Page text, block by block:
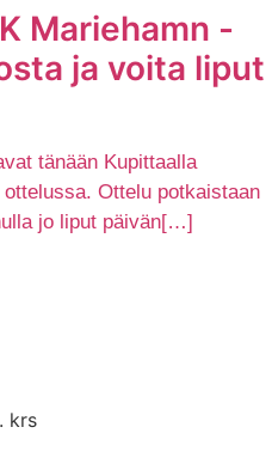
Mariehamn -
ja voita liput
tänään Kupittaalla
Ottelu potkaistaan
jo liput päivän[…]
krs